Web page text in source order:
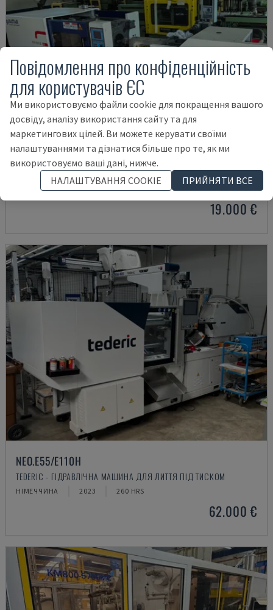
MA900ІІ
HAITIAN - ГІДРАВЛІЧНА МАШИНА ДЛЯ ЛИТТЯ ПІД ТИСКОМ
БОЛГАРІЯ 2023
19.000 €
NEO.E55/E110H
TEDERIC - ГІДРАВЛІЧНА МАШИНА ДЛЯ ЛИТТЯ ПІД ТИСКОМ
НІМЕЧЧИНА 2023 260 HRS
62.000 €
Повідомлення про конфіденційність
для користувачів ЄС
Ми використовуємо файли cookie для покращення вашого
досвіду, аналізу використання сайту та для
маркетингових цілей. Ви можете керувати своїми
налаштуваннями та дізнатися більше про те, як ми
використовуємо ваші дані, нижче.
НАЛАШТУВАННЯ COOKIE
ПРИЙНЯТИ ВСЕ